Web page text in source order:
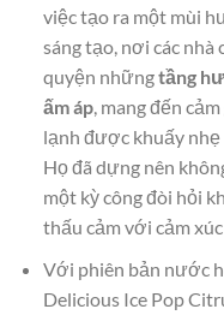
việc tạo ra một mùi
sáng tạo, nơi các nhà
quyện nhữngtầng
ấm áp, mang đến
lạnh được khuấy nhẹ
Họ đã dựng nên
một kỳ công đòi hỏi
thấu cảm với cảm
Với phiên bản nước
Delicious Ice Pop